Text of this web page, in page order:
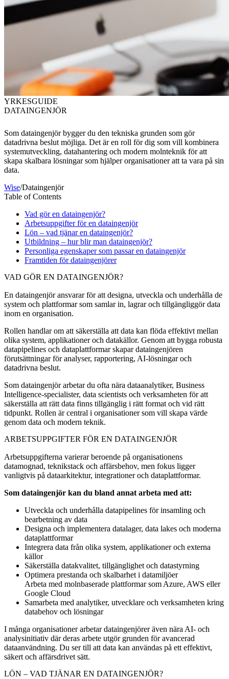
YRKESGUIDE
DATAINGENJÖR
Som dataingenjör bygger du den tekniska grunden som gör
datadrivna beslut möjliga. Det är en roll för dig som vill kombinera
systemutveckling, datahantering och modern molnteknik för att
skapa skalbara lösningar som hjälper organisationer att ta vara på sin
data.
Wise/Dataingenjör
Table of Contents
Vad gör en dataingenjör?
Arbetsuppgifter för en dataingenjör
Lön – vad tjänar en dataingenjör?
Utbildning – hur blir man dataingenjör?
Personliga egenskaper som passar en dataingenjör
Framtiden för dataingenjörer
VAD GÖR EN DATAINGENJÖR?
En dataingenjör ansvarar för att designa, utveckla och underhålla de
system och plattformar som samlar in, lagrar och tillgängliggör data
inom en organisation.
Rollen handlar om att säkerställa att data kan flöda effektivt mellan
olika system, applikationer och datakällor. Genom att bygga robusta
datapipelines och dataplattformar skapar dataingenjören
förutsättningar för analyser, rapportering, AI-lösningar och
datadrivna beslut.
Som dataingenjör arbetar du ofta nära dataanalytiker, Business
Intelligence-specialister, data scientists och verksamheten för att
säkerställa att rätt data finns tillgänglig i rätt format och vid rätt
tidpunkt. Rollen är central i organisationer som vill skapa värde
genom data och modern teknik.
ARBETSUPPGIFTER FÖR EN DATAINGENJÖR
Arbetsuppgifterna varierar beroende på organisationens
datamognad, teknikstack och affärsbehov, men fokus ligger
vanligtvis på dataarkitektur, integrationer och dataplattformar.
Som dataingenjör kan du bland annat arbeta med att:
Utveckla och underhålla datapipelines för insamling och
bearbetning av data
Designa och implementera datalager, data lakes och moderna
dataplattformar
Integrera data från olika system, applikationer och externa
källor
Säkerställa datakvalitet, tillgänglighet och datastyrning
Optimera prestanda och skalbarhet i datamiljöer
Arbeta med molnbaserade plattformar som Azure, AWS eller
Google Cloud
Samarbeta med analytiker, utvecklare och verksamheten kring
databehov och lösningar
I många organisationer arbetar dataingenjörer även nära AI- och
analysinitiativ där deras arbete utgör grunden för avancerad
dataanvändning. Du ser till att data kan användas på ett effektivt,
säkert och affärsdrivet sätt.
LÖN – VAD TJÄNAR EN DATAINGENJÖR?